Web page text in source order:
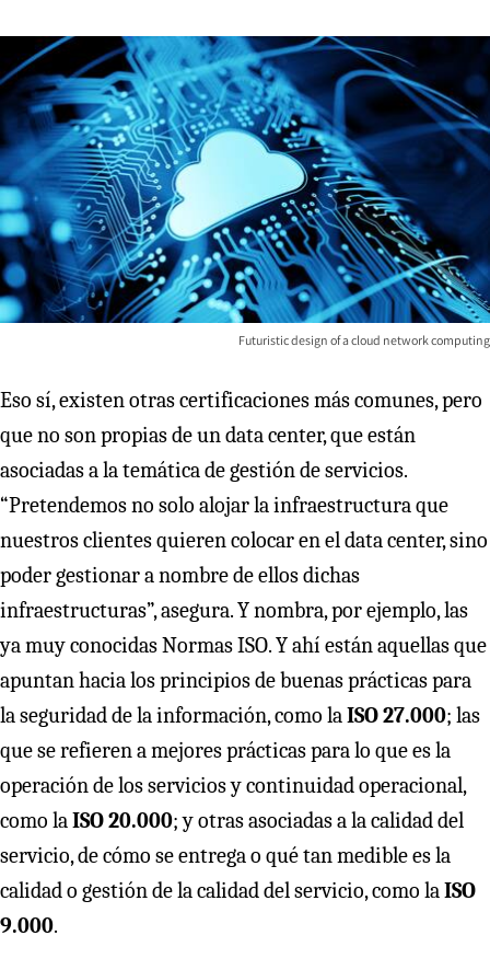
Futuristic design of a cloud network computing
Eso sí, existen otras certificaciones más comunes, pero
que no son propias de un data center, que están
asociadas a la temática de gestión de servicios.
“Pretendemos no solo alojar la infraestructura que
nuestros clientes quieren colocar en el data center, sino
poder gestionar a nombre de ellos dichas
infraestructuras”, asegura. Y nombra, por ejemplo, las
ya muy conocidas Normas ISO. Y ahí están aquellas que
apuntan hacia los principios de buenas prácticas para
la seguridad de la información, como laISO 27.000; las
que se refieren a mejores prácticas para lo que es la
operación de los servicios y continuidad operacional,
como laISO 20.000; y otras asociadas a la calidad del
servicio, de cómo se entrega o qué tan medible es la
calidad o gestión de la calidad del servicio, como laISO
9.000.